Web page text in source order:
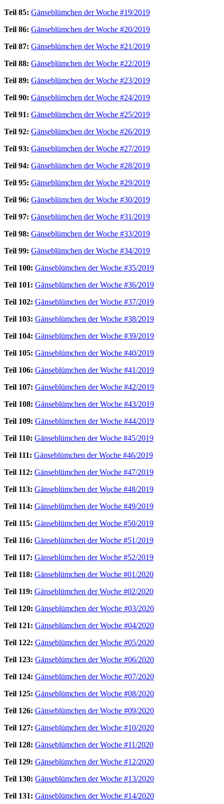
Teil 85: Gänseblümchen der Woche #19/2019
Teil 86: Gänseblümchen der Woche #20/2019
Teil 87: Gänseblümchen der Woche #21/2019
Teil 88: Gänseblümchen der Woche #22/2019
Teil 89: Gänseblümchen der Woche #23/2019
Teil 90: Gänseblümchen der Woche #24/2019
Teil 91: Gänseblümchen der Woche #25/2019
Teil 92: Gänseblümchen der Woche #26/2019
Teil 93: Gänseblümchen der Woche #27/2019
Teil 94: Gänseblümchen der Woche #28/2019
Teil 95: Gänseblümchen der Woche #29/2019
Teil 96: Gänseblümchen der Woche #30/2019
Teil 97: Gänseblümchen der Woche #31/2019
Teil 98: Gänseblümchen der Woche #33/2019
Teil 99: Gänseblümchen der Woche #34/2019
Teil 100: Gänseblümchen der Woche #35/2019
Teil 101: Gänseblümchen der Woche #36/2019
Teil 102: Gänseblümchen der Woche #37/2019
Teil 103: Gänseblümchen der Woche #38/2019
Teil 104: Gänseblümchen der Woche #39/2019
Teil 105: Gänseblümchen der Woche #40/2019
Teil 106: Gänseblümchen der Woche #41/2019
Teil 107: Gänseblümchen der Woche #42/2019
Teil 108: Gänseblümchen der Woche #43/2019
Teil 109: Gänseblümchen der Woche #44/2019
Teil 110: Gänseblümchen der Woche #45/2019
Teil 111: Gänseblümchen der Woche #46/2019
Teil 112: Gänseblümchen der Woche #47/2019
Teil 113: Gänseblümchen der Woche #48/2019
Teil 114: Gänseblümchen der Woche #49/2019
Teil 115: Gänseblümchen der Woche #50/2019
Teil 116: Gänseblümchen der Woche #51/2019
Teil 117: Gänseblümchen der Woche #52/2019
Teil 118: Gänseblümchen der Woche #01/2020
Teil 119: Gänseblümchen der Woche #02/2020
Teil 120: Gänseblümchen der Woche #03/2020
Teil 121: Gänseblümchen der Woche #04/2020
Teil 122: Gänseblümchen der Woche #05/2020
Teil 123: Gänseblümchen der Woche #06/2020
Teil 124: Gänseblümchen der Woche #07/2020
Teil 125: Gänseblümchen der Woche #08/2020
Teil 126: Gänseblümchen der Woche #09/2020
Teil 127: Gänseblümchen der Woche #10/2020
Teil 128: Gänseblümchen der Woche #11/2020
Teil 129: Gänseblümchen der Woche #12/2020
Teil 130: Gänseblümchen der Woche #13/2020
Teil 131: Gänseblümchen der Woche #14/2020